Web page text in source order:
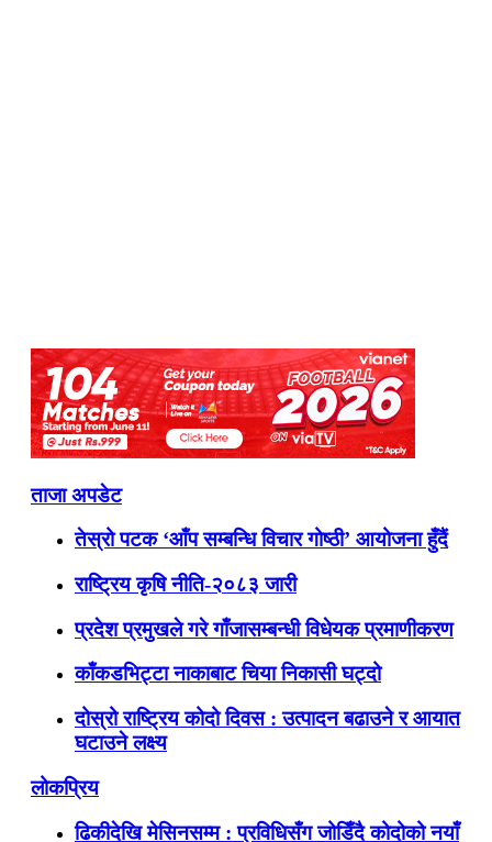
ताजा अपडेट
तेस्रो पटक ‘आँप सम्बन्धि विचार गोष्ठी’ आयोजना हुँदैं
राष्ट्रिय कृषि नीति-२०८३ जारी
प्रदेश प्रमुखले गरे गाँजासम्बन्धी विधेयक प्रमाणीकरण
काँकडभिट्टा नाकाबाट चिया निकासी घट्दो
दोस्रो राष्ट्रिय कोदो दिवस : उत्पादन बढाउने र आयात
घटाउने लक्ष्य
लोकप्रिय
ढिकीदेखि मेसिनसम्म : प्रविधिसँग जोडिँदै कोदोको नयाँ